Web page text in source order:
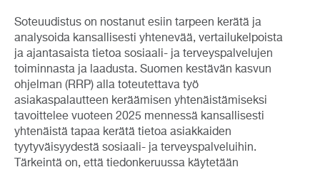
Soteuudistus on nostanut esiin tarpeen kerätä ja
analysoida kansallisesti yhtenevää, vertailukelpoista
ja ajantasaista tietoa sosiaali- ja terveyspalvelujen
toiminnasta ja laadusta. Suomen kestävän kasvun
ohjelman (RRP) alla toteutettava työ
asiakaspalautteen keräämisen yhtenäistämiseksi
tavoittelee vuoteen 2025 mennessä kansallisesti
yhtenäistä tapaa kerätä tietoa asiakkaiden
tyytyväisyydestä sosiaali- ja terveyspalveluihin.
Tärkeintä on, että tiedonkeruussa käytetään